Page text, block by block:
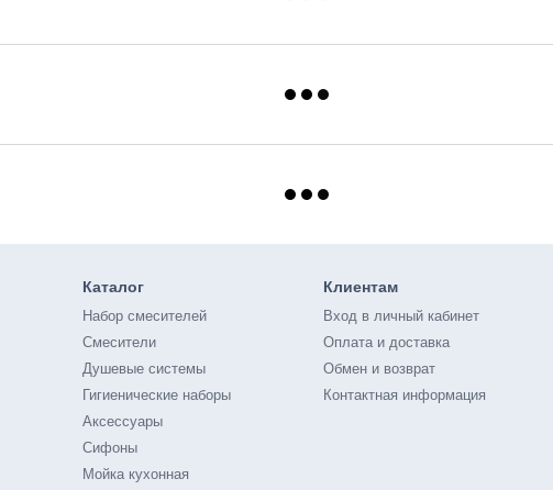
Каталог
Набор смесителей
Смесители
Душевые системы
Гигиенические наборы
Аксессуары
Сифоны
Мойка кухонная
Клиентам
Вход в личный кабинет
Оплата и доставка
Обмен и возврат
Контактная информация